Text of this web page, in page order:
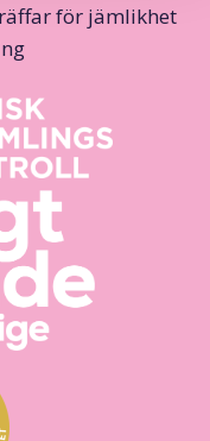
för jämlikhet